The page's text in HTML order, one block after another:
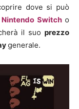
dove si può
Nintendo Switch o
il suo prezzo
generale.